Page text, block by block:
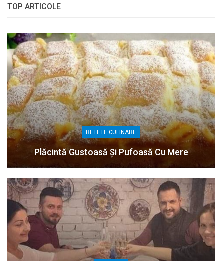
TOP ARTICOLE
RETETE CULINARE
Plăcintă Gustoasă Și Pufoasă Cu Mere